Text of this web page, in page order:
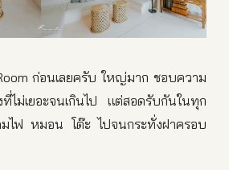
ก่อนเลยครับ ใหญ่มาก ชอบความ
ไม่เยอะจนเกินไป แต่สอดรับกันในทุก
มไฟ หมอน โต๊ะ ไปจนกระทั่งฝาครอบ